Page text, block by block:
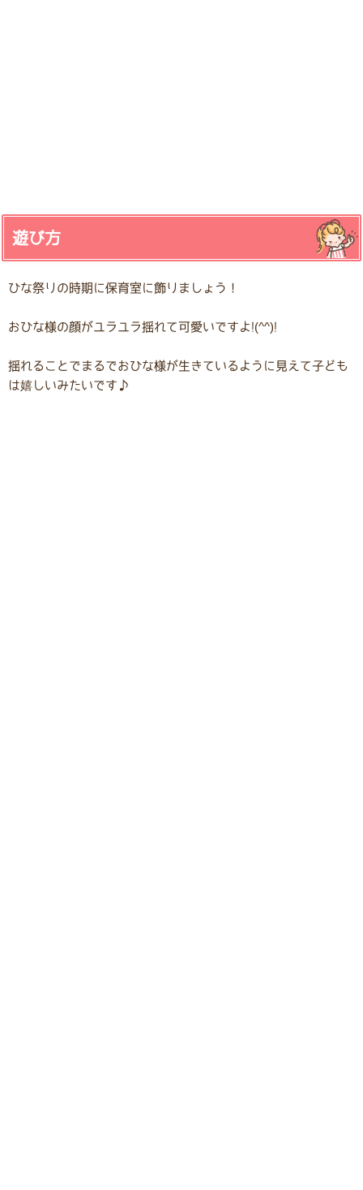
遊び方
ひな祭りの時期に保育室に飾りましょう！
おひな様の顔がユラユラ揺れて可愛いですよ!(^^)!
揺れることでまるでおひな様が生きているように見えて子ども
は嬉しいみたいです♪